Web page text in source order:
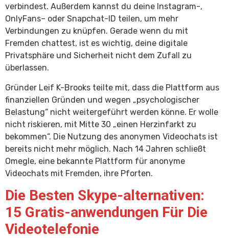
verbindest. Außerdem kannst du deine Instagram-,
OnlyFans– oder Snapchat-ID teilen, um mehr
Verbindungen zu knüpfen. Gerade wenn du mit
Fremden chattest, ist es wichtig, deine digitale
Privatsphäre und Sicherheit nicht dem Zufall zu
überlassen.
Gründer Leif K-Brooks teilte mit, dass die Plattform aus
finanziellen Gründen und wegen „psychologischer
Belastung“ nicht weitergeführt werden könne. Er wolle
nicht riskieren, mit Mitte 30 „einen Herzinfarkt zu
bekommen“. Die Nutzung des anonymen Videochats ist
bereits nicht mehr möglich. Nach 14 Jahren schließt
Omegle, eine bekannte Plattform für anonyme
Videochats mit Fremden, ihre Pforten.
Die Besten Skype-alternativen:
15 Gratis-anwendungen Für Die
Videotelefonie